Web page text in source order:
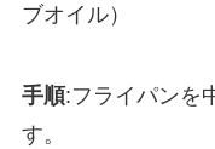
ブオイル）
手順:フライパンを
す。